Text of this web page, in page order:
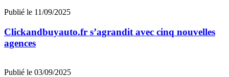
Publié le 11/09/2025
Clickandbuyauto.fr s’agrandit avec cinq nouvelles
agences
Publié le 03/09/2025